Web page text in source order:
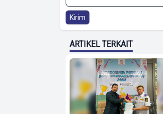
Kirim
ARTIKEL TERKAIT